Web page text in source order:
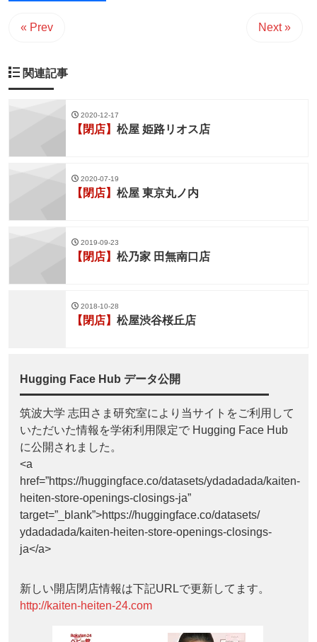
« Prev Next »
関連記事
2020-12-17
【閉店】 松屋 姫路リオス店
2020-07-19
【閉店】 松屋 東京丸ノ内
2019-09-23
【閉店】 松乃家 田無南口店
2018-10-28
【閉店】 松屋渋谷桜丘店
Hugging Face Hub データ公開
筑波大学 志田さま研究室により当サイトをご利用して
いただいた情報を学術利用限定で Hugging Face Hub
に公開されました。
<a
href=”https://huggingface.co/datasets/ydadadada/kaiten-
heiten-store-openings-closings-ja”
target=”_blank”>https://huggingface.co/datasets/
ydadadada/kaiten-heiten-store-openings-closings-
ja</a>
新しい開店閉店情報は下記URLで更新してます。
http://kaiten-heiten-24.com